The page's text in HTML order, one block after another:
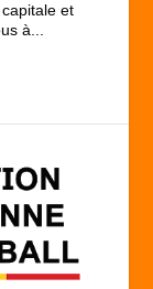
et
à...